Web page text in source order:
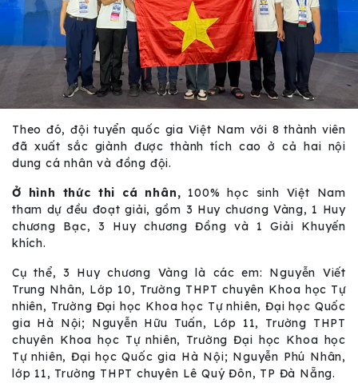
Theo đó, đội tuyển quốc gia Việt Nam với 8 thành viên
đã xuất sắc giành được thành tích cao ở cả hai nội
dung cá nhân và đồng đội.
Ở hình thức thi cá nhân, 100% học sinh Việt Nam
tham dự đều đoạt giải, gồm 3 Huy chương Vàng, 1 Huy
chương Bạc, 3 Huy chương Đồng và 1 Giải Khuyến
khích.
Cụ thể, 3 Huy chương Vàng là các em: Nguyễn Viết
Trung Nhân, Lớp 10, Trường THPT chuyên Khoa học Tự
nhiên, Trường Đại học Khoa học Tự nhiên, Đại học Quốc
gia Hà Nội; Nguyễn Hữu Tuấn, Lớp 11, Trường THPT
chuyên Khoa học Tự nhiên, Trường Đại học Khoa học
Tự nhiên, Đại học Quốc gia Hà Nội; Nguyễn Phú Nhân,
lớp 11, Trường THPT chuyên Lê Quý Đôn, TP Đà Nẵng.